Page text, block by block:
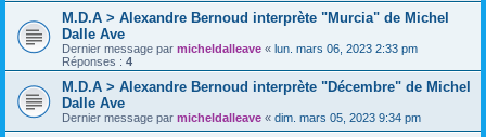
M.D.A > Alexandre Bernoud interprète "Murcia" de Michel
Dalle Ave
Dernier message par micheldalleave « lun. mars 06, 2023 2:33 pm
Réponses : 4
M.D.A > Alexandre Bernoud interprète "Décembre" de Michel
Dalle Ave
Dernier message par micheldalleave « dim. mars 05, 2023 9:34 pm